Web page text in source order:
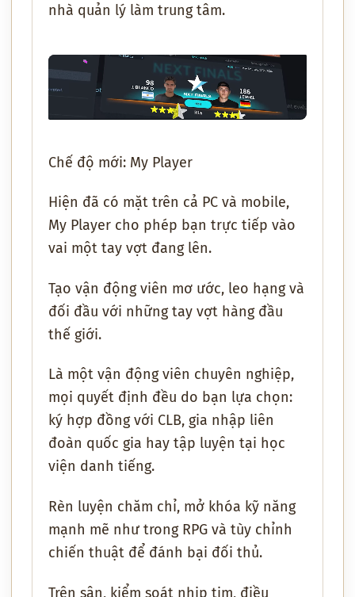
nhà quản lý làm trung tâm.
Chế độ mới: My Player
Hiện đã có mặt trên cả PC và mobile,
My Player cho phép bạn trực tiếp vào
vai một tay vợt đang lên.
Tạo vận động viên mơ ước, leo hạng và
đối đầu với những tay vợt hàng đầu
thế giới.
Là một vận động viên chuyên nghiệp,
mọi quyết định đều do bạn lựa chọn:
ký hợp đồng với CLB, gia nhập liên
đoàn quốc gia hay tập luyện tại học
viện danh tiếng.
Rèn luyện chăm chỉ, mở khóa kỹ năng
mạnh mẽ như trong RPG và tùy chỉnh
chiến thuật để đánh bại đối thủ.
Trên sân, kiểm soát nhịp tim, điều